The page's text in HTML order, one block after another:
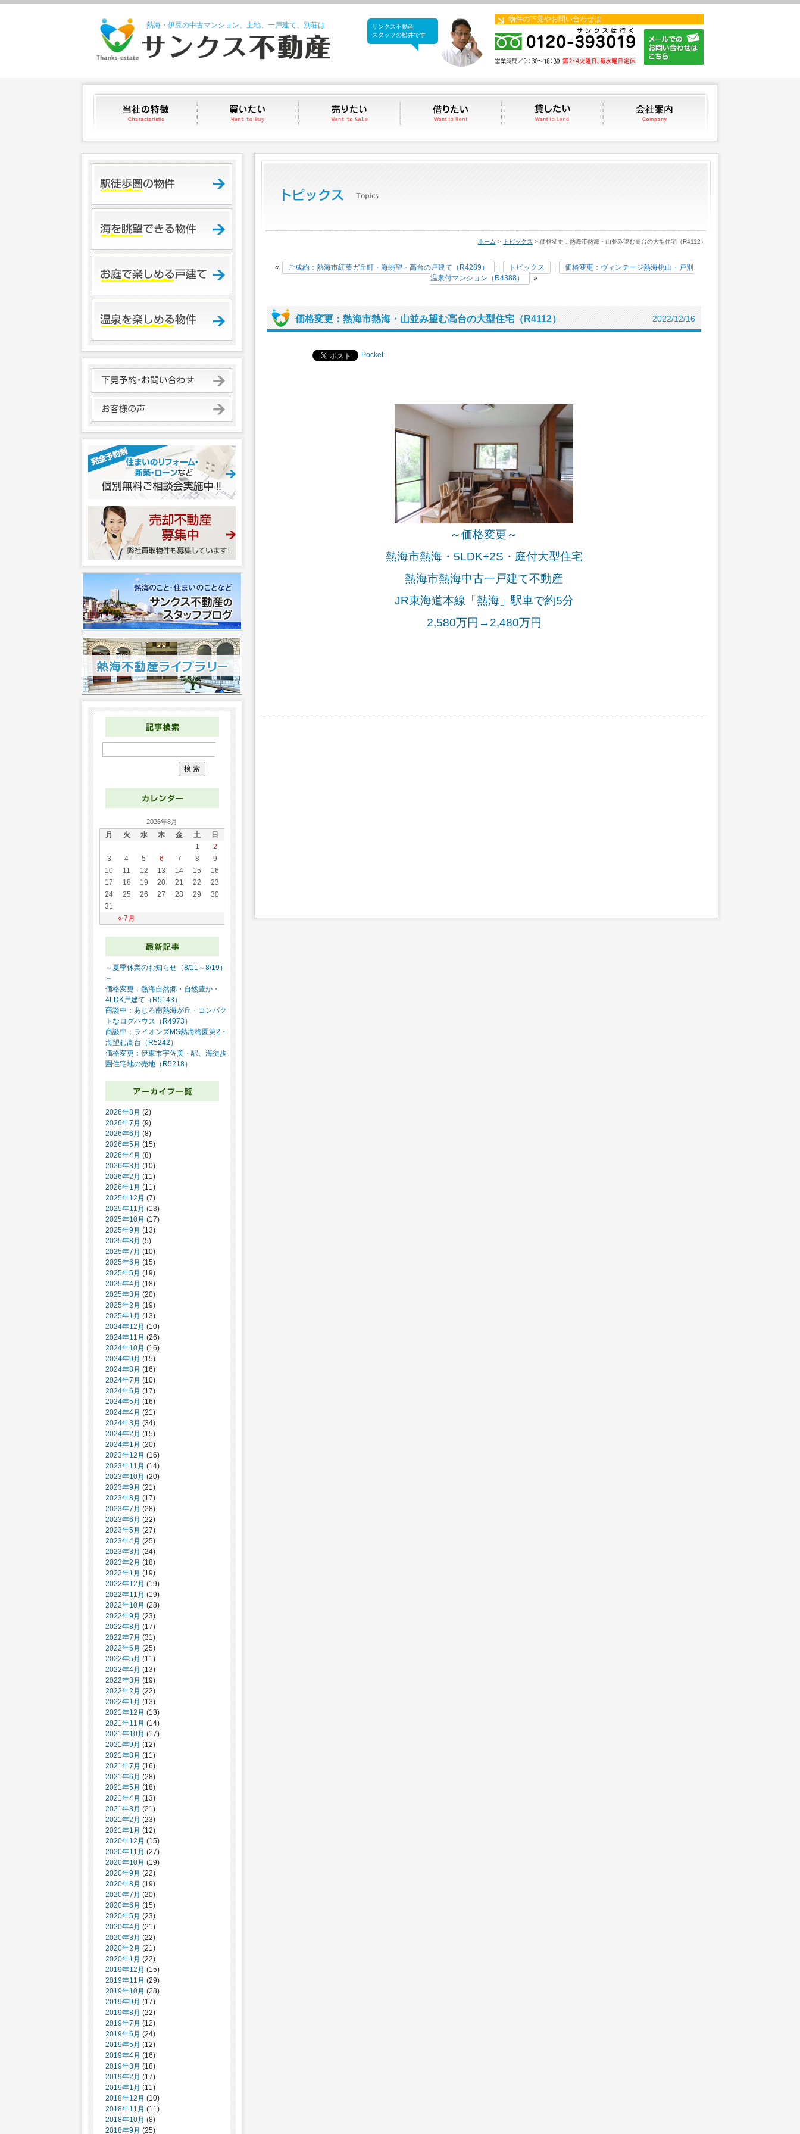
熱海・伊豆の中古マンション、土地、一戸建て、別荘は
サンクス不動産
サンクス不動産
スタッフの松井です
物件の下見やお問い合わせは
当社の特徴 買いたい 売りたい 借りたい 貸したい
ホーム > トピックス > 価格変更：熱海市熱海・山並み望む高台の大型住宅（R4112）
« ご成約：熱海市紅葉ガ丘町・海眺望・高台の戸建て（R4289） トピックス
価格変更：ヴィンテージ熱海桃山・戸別
温泉付マンション（R4388）
»
価格変更：熱海市熱海・山並み望む高台の大型住宅（R4112） 2022/12/16
Pocket
～価格変更～
熱海市熱海・5LDK+2S・庭付大型住宅
熱海市熱海中古一戸建て不動産
JR東海道本線「熱海」駅車で約5分
2,580万円→2,480万円
2026年8月
月 火 水 木 金 土 日
« 7月
1
2
3
4 5 6 7 8
9
10
11 12 13 14 15
16
17
18 19 20 21 22
23
24
25 26 27 28 29
30
31
～夏季休業のお知らせ（8/11～8/19）
～
価格変更：熱海自然郷・自然豊か・
4LDK戸建て（R5143）
商談中：あじろ南熱海が丘・コンパク
トなログハウス（R4973）
商談中：ライオンズMS熱海梅園第2・
海望む高台（R5242）
価格変更：伊東市宇佐美・駅、海徒歩
圏住宅地の売地（R5218）
2026年8月 (2)
2026年7月 (9)
2026年6月 (8)
2026年5月 (15)
2026年4月 (8)
2026年3月 (10)
2026年2月 (11)
2026年1月 (11)
2025年12月 (7)
2025年11月 (13)
2025年10月 (17)
2025年9月 (13)
2025年8月 (5)
2025年7月 (10)
2025年6月 (15)
2025年5月 (19)
2025年4月 (18)
2025年3月 (20)
2025年2月 (19)
2025年1月 (13)
2024年12月 (10)
2024年11月 (26)
2024年10月 (16)
2024年9月 (15)
2024年8月 (16)
2024年7月 (10)
2024年6月 (17)
2024年5月 (16)
2024年4月 (21)
2024年3月 (34)
2024年2月 (15)
2024年1月 (20)
2023年12月 (16)
2023年11月 (14)
2023年10月 (20)
2023年9月 (21)
2023年8月 (17)
2023年7月 (28)
2023年6月 (22)
2023年5月 (27)
2023年4月 (25)
2023年3月 (24)
2023年2月 (18)
2023年1月 (19)
2022年12月 (19)
2022年11月 (19)
2022年10月 (28)
2022年9月 (23)
2022年8月 (17)
2022年7月 (31)
2022年6月 (25)
2022年5月 (11)
2022年4月 (13)
2022年3月 (19)
2022年2月 (22)
2022年1月 (13)
2021年12月 (13)
2021年11月 (14)
2021年10月 (17)
2021年9月 (12)
2021年8月 (11)
2021年7月 (16)
2021年6月 (28)
2021年5月 (18)
2021年4月 (13)
2021年3月 (21)
2021年2月 (23)
2021年1月 (12)
2020年12月 (15)
2020年11月 (27)
2020年10月 (19)
2020年9月 (22)
2020年8月 (19)
2020年7月 (20)
2020年6月 (15)
2020年5月 (23)
2020年4月 (21)
2020年3月 (22)
2020年2月 (21)
2020年1月 (22)
2019年12月 (15)
2019年11月 (29)
2019年10月 (28)
2019年9月 (17)
2019年8月 (22)
2019年7月 (12)
2019年6月 (24)
2019年5月 (12)
2019年4月 (16)
2019年3月 (18)
2019年2月 (17)
2019年1月 (11)
2018年12月 (10)
2018年11月 (11)
2018年10月 (8)
2018年9月 (25)